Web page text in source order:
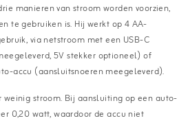
manieren van stroom worden voorzien,
te gebruiken is. Hij werkt op 4 AA-
via netstroom met een USB-C
5V stekker optioneel) of
accu (aansluitsnoeren meegeleverd).
weinig stroom. Bij aansluiting op een auto-
0,20 watt, waardoor de accu niet